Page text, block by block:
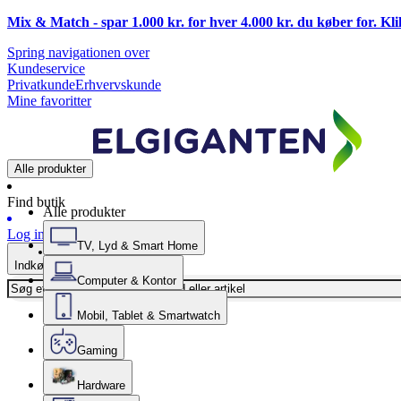
Mix & Match - spar 1.000 kr. for hver 4.000 kr. du køber for.
Spring navigationen over
Kundeservice
PrivatkundeErhvervskunde
Mine favoritter
Alle produkter
Find butik
Log ind
Indkøbskurv
Alle produkter
TV, Lyd & Smart Home
Computer & Kontor
Mobil, Tablet & Smartwatch
Gaming
Hardware